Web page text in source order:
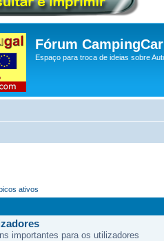
Fórum
Espaço para troca de ideias sobre
ativos
importantes para os utilizadores